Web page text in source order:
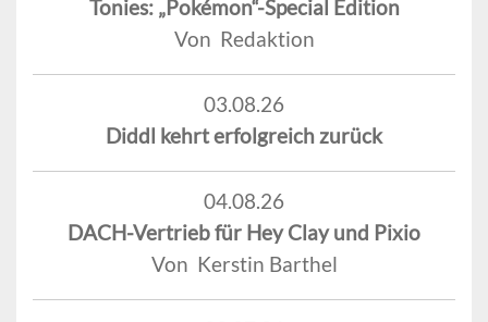
Tonies: „Pokémon“-Special Edition
Von Redaktion
03.08.26
Diddl kehrt erfolgreich zurück
04.08.26
DACH-Vertrieb für Hey Clay und Pixio
Von Kerstin Barthel